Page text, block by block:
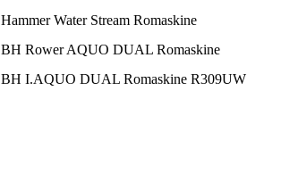
Hammer Water Stream Romaskine
BH Rower AQUO DUAL Romaskine
BH I.AQUO DUAL Romaskine R309UW